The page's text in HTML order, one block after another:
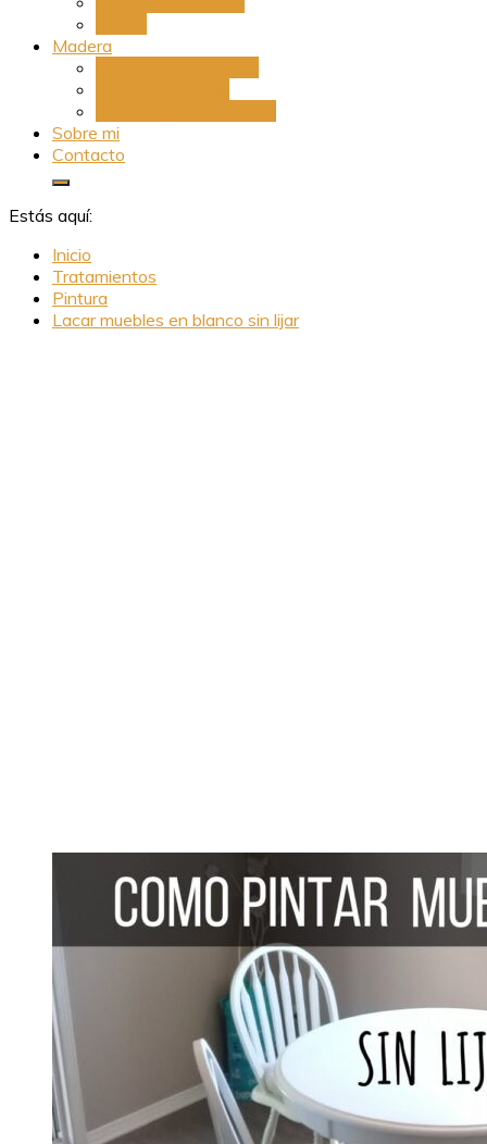
Madera
Sobre mi
Contacto
Estás aquí:
Inicio
Tratamientos
Pintura
Lacar muebles en blanco sin lijar